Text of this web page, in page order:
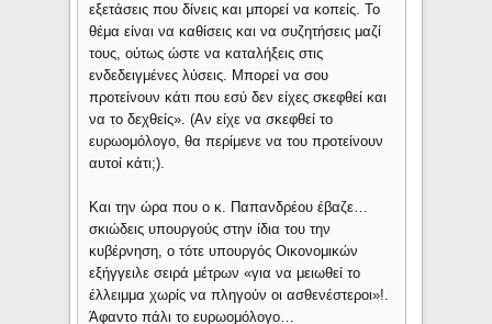
εξετάσεις που δίνεις και μπορεί να κοπείς. Το
θέμα είναι να καθίσεις και να συζητήσεις μαζί
τους, ούτως ώστε να καταλήξεις στις
ενδεδειγμένες λύσεις. Μπορεί να σου
προτείνουν κάτι που εσύ δεν είχες σκεφθεί και
να το δεχθείς». (Αν είχε να σκεφθεί το
ευρωομόλογο, θα περίμενε να του προτείνουν
αυτοί κάτι;).
Και την ώρα που ο κ. Παπανδρέου έβαζε…
σκιώδεις υπουργούς στην ίδια του την
κυβέρνηση, ο τότε υπουργός Οικονομικών
εξήγγειλε σειρά μέτρων «για να μειωθεί το
έλλειμμα χωρίς να πληγούν οι ασθενέστεροι»!.
Άφαντο πάλι το ευρωομόλογο…